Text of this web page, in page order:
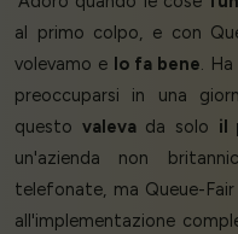
al primo colpo, e con
volevamo e lo fa bene.
preoccuparsi in una
questo valevada solo il
un'azienda non
telefonate, ma Queue-
all'implementazione